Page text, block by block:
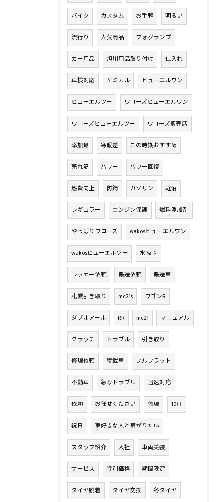
バイク カスタム お手軽 明るい
流行り 人気商品 フォグランプ
カー用品 旭川用品取り付け 仕入れ
車検対応 ケミカル ヒューエルワン
ヒューエルツー ワコーズヒューエルワン
ワコーズヒューエルツー ワコーズ販売店
添加剤 寒暖差 この時期おすすめ
売れ筋 パワー パワー回復
燃費向上 防錆 ガソリン 軽油
レギュラー エンジン保護 燃料添加剤
やっぱりワコーズ wakosヒューエルワン
wakosヒューエルツー 水抜き
レッカー依頼 搬送依頼 搬送車
札幌引き取り mc21s ワゴンR
ダブルアール RR mc21 マニュアル
クラッチ トラブル 引き取り
修理依頼 積載車 フルフラット
不動車 急なトラブル 迅速対応
依頼 お任せください 修理 10月
祝日 車好きな人と繋がりたい
スタッフ紹介 入社 車両美装
サービス 特別価格 期間限定
タイヤ脱着 タイヤ交換 冬タイヤ